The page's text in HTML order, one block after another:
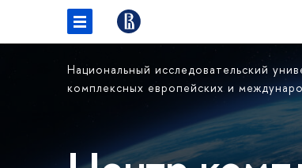
Национальный исследовательский
комплексных европейских и